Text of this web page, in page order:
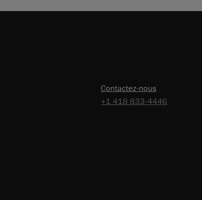
Contactez-nous
+1 418 833-4446